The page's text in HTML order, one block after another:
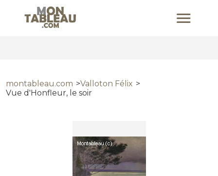
montableau.com
Valloton Félix
Vue d'Honfleur, le soir